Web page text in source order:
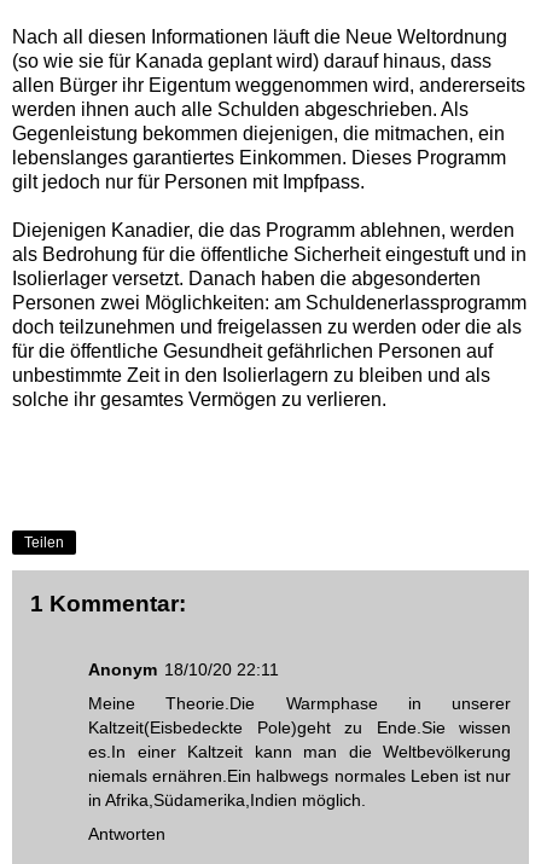
Nach all diesen Informationen läuft die Neue Weltordnung
(so wie sie für Kanada geplant wird) darauf hinaus, dass
allen Bürger ihr Eigentum weggenommen wird, andererseits
werden ihnen auch alle Schulden abgeschrieben. Als
Gegenleistung bekommen diejenigen, die mitmachen, ein
lebenslanges garantiertes Einkommen. Dieses Programm
gilt jedoch nur für Personen mit Impfpass.
Diejenigen Kanadier, die das Programm ablehnen, werden
als Bedrohung für die öffentliche Sicherheit eingestuft und in
Isolierlager versetzt. Danach haben die abgesonderten
Personen zwei Möglichkeiten: am Schuldenerlassprogramm
doch teilzunehmen und freigelassen zu werden oder die als
für die öffentliche Gesundheit gefährlichen Personen auf
unbestimmte Zeit in den Isolierlagern zu bleiben und als
solche ihr gesamtes Vermögen zu verlieren.
Teilen
1 Kommentar:
Anonym 18/10/20 22:11
Meine Theorie.Die Warmphase in unserer
Kaltzeit(Eisbedeckte Pole)geht zu Ende.Sie wissen
es.In einer Kaltzeit kann man die Weltbevölkerung
niemals ernähren.Ein halbwegs normales Leben ist nur
in Afrika,Südamerika,Indien möglich.
Antworten